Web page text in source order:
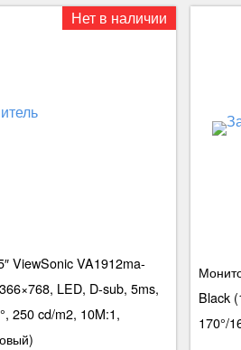
Нет в наличии
ViewSonic VA1912ma-
LED, D-sub, 5ms,
250 cd/m2, 10M:1,
Black
170°/